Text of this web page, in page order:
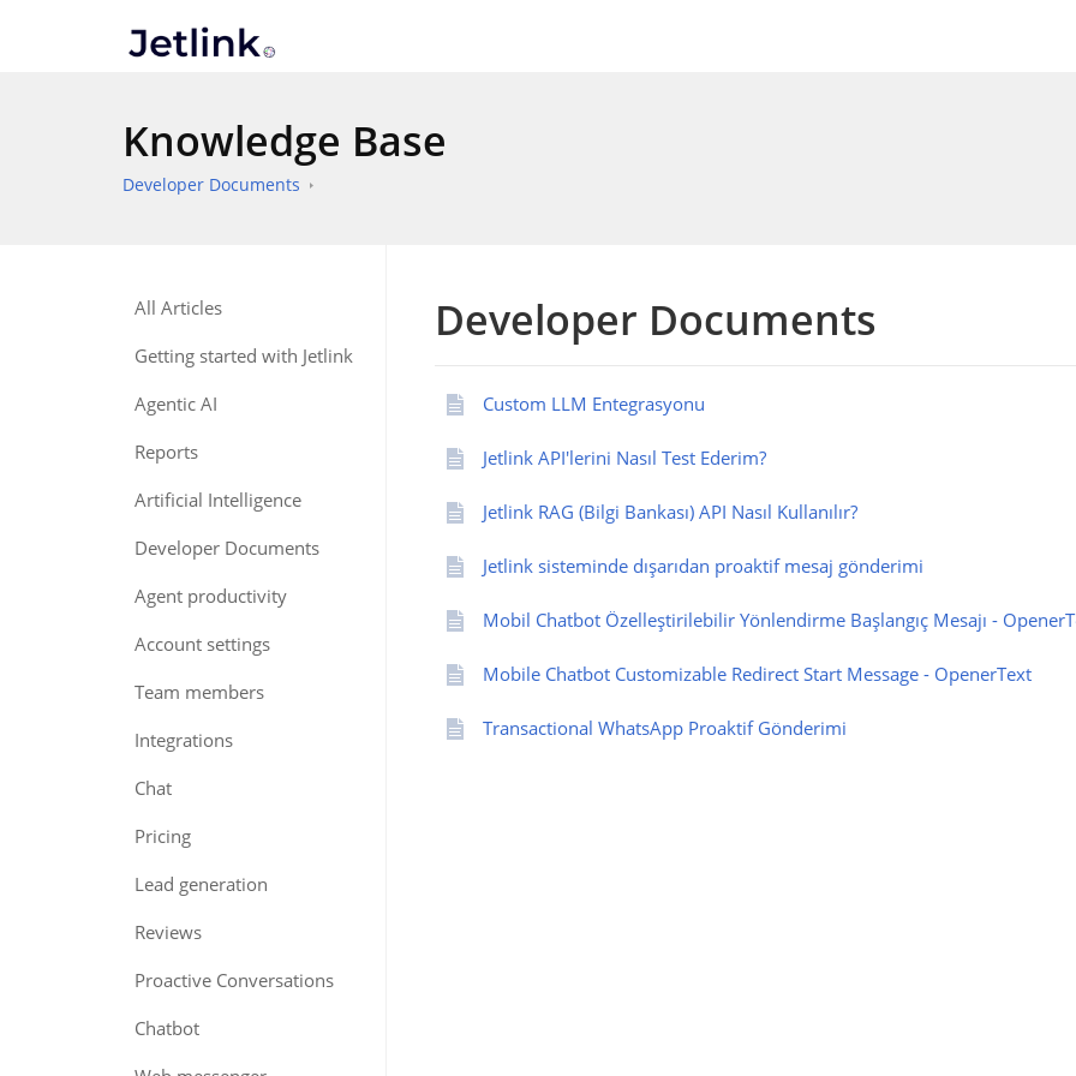
Knowledge Base
Developer Documents
All Articles
Getting started with Jetlink
Agentic AI
Reports
Artificial Intelligence
Developer Documents
Agent productivity
Account settings
Team members
Integrations
Chat
Pricing
Lead generation
Reviews
Proactive Conversations
Chatbot
Developer Documents
Custom LLM Entegrasyonu
Jetlink API'lerini Nasıl Test Ederim?
Jetlink RAG (Bilgi Bankası) API Nasıl Kullanılır?
Jetlink sisteminde dışarıdan proaktif mesaj gönderimi
Mobil Chatbot Özelleştirilebilir Yönlendirme Başlangıç Mesajı -
Mobile Chatbot Customizable Redirect Start Message - OpenerText
Transactional WhatsApp Proaktif Gönderimi